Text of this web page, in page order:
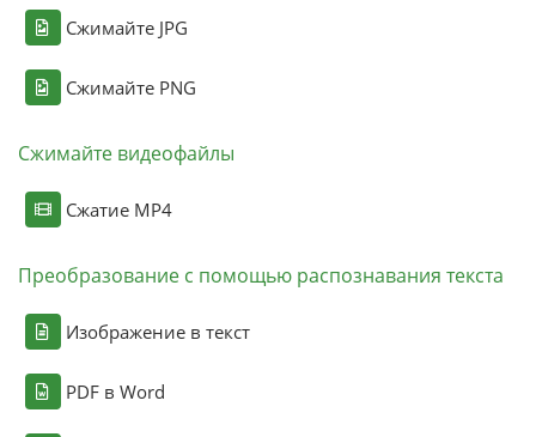
Сжимайте JPG
Сжимайте PNG
Сжимайте видеофайлы
Сжатие MP4
Преобразование с помощью распознавания текста
Изображение в текст
PDF в Word